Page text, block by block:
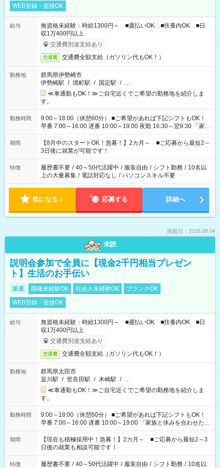
WEB登録・面接OK
給与
無資格未経験：時給1300円～ ■週払いOK ■扶養内OK ■日
収1万400円以上
交通費別途支給あり
交通費 交通費全額支給（ガソリン代もOK！）
勤務地
群馬県伊勢崎市
伊勢崎駅 / 境町駅 / 国定駅 / …
≪車通勤もOK！≫ご自宅近くでご希望の勤務地を紹介しま
す。
勤務時間
9:00～18:00（休憩60分） ■ご希望があれば下記シフトもOK！
早番 7:00～16:00 遅番 10:00～19:00 夜勤 16:30～翌9:30 「家族
と休みを合わせたい」 「余裕を持って夕飯の準備がしたい」
「できれば残業はしたくない」 など、ご希望を教えてください
ね。 ※Wワーク希望の方へ 今ご覧のお仕事で希望する勤務時間
と、もう1つのお仕事の勤務時間。 合計で週40時間を超える場
合は応募できません。
期間
【8月中のスタートOK！急募！】2カ月～ ■ご応募から最短2～
3日後に就業が可能です！
特徴 履歴書不要 / 40～50代活躍中 / 服装自由 / シフト勤務 / 10名以
上の大量募集 / 電話対応なし / パソコンスキル不要
気になる！ 応募する 詳細へ
掲載日：2026.08.04
未読
説明会参加で全員に【現金2千円相当プレゼン
ト】生活のお手伝い
派遣 職種未経験OK 社会人未経験OK
ブランクOK
WEB登録・面接OK
給与
無資格未経験：時給1300円～ ■週払いOK ■扶養内OK ■日
収1万400円以上
交通費別途支給あり
交通費 交通費全額支給（ガソリン代もOK！）
勤務地
群馬県太田市
韮川駅 / 世良田駅 / 木崎駅 / …
≪車通勤もOK！≫ご自宅近くでご希望の勤務地を紹介しま
す。
勤務時間
9:00～18:00（休憩60分） ■ご希望があれば下記シフトもOK！
早番 7:00～16:00 遅番 10:00～19:00 「家族と休みを合わせた
い」 「余裕を持って夕飯の準備がしたい」 「できれば残業はし
たくない」 など、ご希望を教えてくださいね。 ※Wワーク希望
の方へ 今ご覧のお仕事で希望する勤務時間と、もう1つのお仕事
の勤務時間。 合計で週40時間を超える場合は応募できません。
期間
【現在も積極採用中！急募！】2カ月～ ■ご応募から最短2～3
日後の就業も相談可能です！
特徴 履歴書不要 / 40～50代活躍中 / 服装自由 / シフト勤務 / 10名以